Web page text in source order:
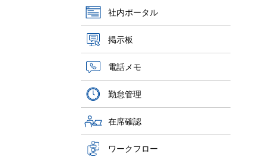
社内ポータル
掲示板
電話メモ
勤怠管理
在席確認
ワークフロー